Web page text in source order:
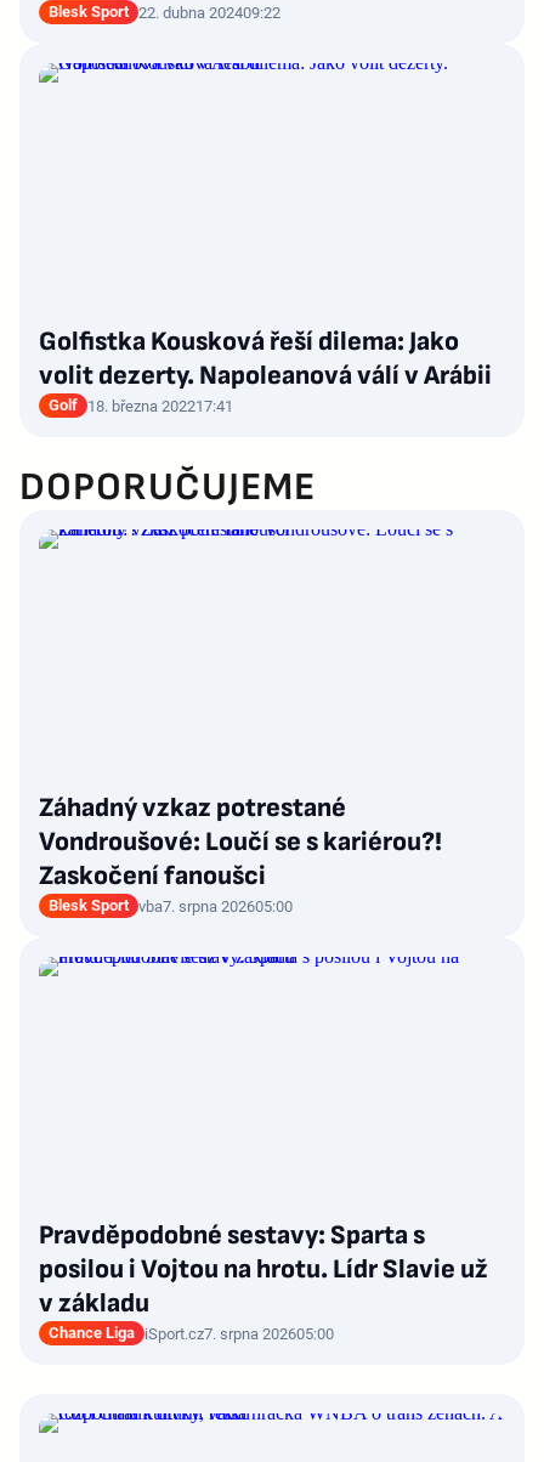
Blesk Sport 22. dubna 202409:22
Golfistka Kousková řeší dilema: Jako
volit dezerty. Napoleanová válí v Arábii
Golf 18. března 202217:41
DOPORUČUJEME
Záhadný vzkaz potrestané
Vondroušové: Loučí se s kariérou?!
Zaskočení fanoušci
Blesk Sport vba7. srpna 202605:00
Pravděpodobné sestavy: Sparta s
posilou i Vojtou na hrotu. Lídr Slavie už
v základu
Chance Liga iSport.cz7. srpna 202605:00